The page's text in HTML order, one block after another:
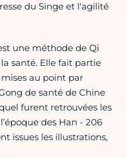
du Singe et l'agilité
une méthode de Qi
santé. Elle fait partie
au point par
de santé de Chine
furent retrouvées les
des Han - 206
issues les illustrations,